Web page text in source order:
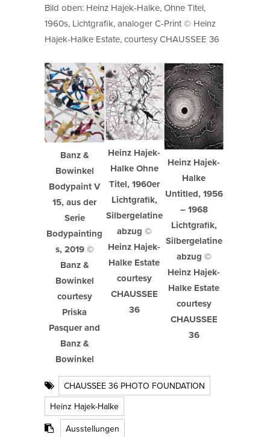
Bild oben: Heinz Hajek-Halke, Ohne Titel,
1960s, Lichtgrafik, analoger C-Print © Heinz
Hajek-Halke Estate, courtesy CHAUSSEE 36
Banz &
Bowinkel
Bodypaint V
15, aus der
Serie
Bodypainting
s, 2019 ©
Banz &
Bowinkel
courtesy
Priska
Pasquer and
Banz &
Bowinkel
Heinz Hajek-
Halke Ohne
Titel, 1960er
Lichtgrafik,
Silbergelatine
abzug ©
Heinz Hajek-
Halke Estate
courtesy
CHAUSSEE
36
Heinz Hajek-
Halke
Untitled, 1956
– 1968
Lichtgrafik,
Silbergelatine
abzug ©
Heinz Hajek-
Halke Estate
courtesy
CHAUSSEE
36
CHAUSSEE 36 PHOTO FOUNDATION
Heinz Hajek-Halke
Ausstellungen